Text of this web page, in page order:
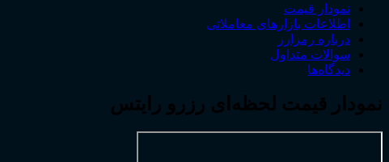
نمودار قیمت
اطلاعات بازارهای معاملاتی
درباره رمزارز
سوالات متداول
دیدگاه‌ها
نمودار قیمت لحظه‌ای رزرو رایتس